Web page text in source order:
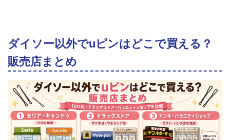
ダイソー以外でuピンはどこで買える？
販売店まとめ